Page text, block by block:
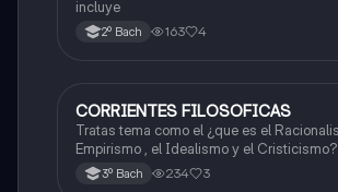
incluye
2º Bach 163 4
Filosofía
CORRIENTES FILOSOFICAS
Tratas tema como el ¿que es el Racionalismo, el
Empirismo , el Idealismo y el Cristicismo?
3º Bach 234 3